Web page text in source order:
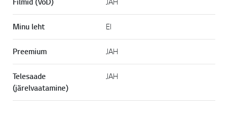
Minu leht EI
Preemium JAH
Telesaade
(järelvaatamine)
JAH